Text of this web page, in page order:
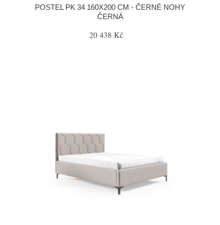
POSTEL PK 34 160X200 CM - ČERNÉ NOHY
ČERNÁ
20 438 Kč